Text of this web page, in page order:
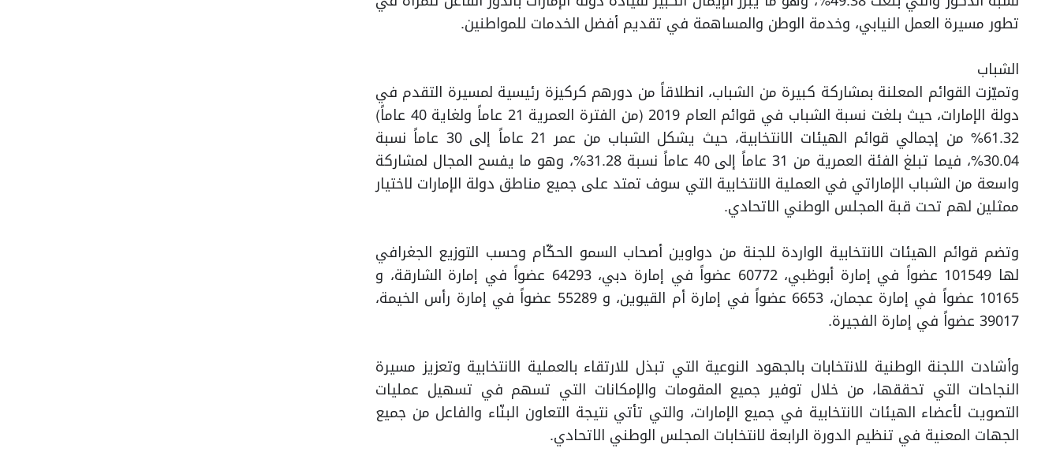
تطور مسيرة العمل النيابي، وخدمة الوطن والمساهمة في تقديم أفضل الخدمات للمواطنين.
الشباب
وتميّزت القوائم المعلنة بمشاركة كبيرة من الشباب، انطلاقاً من دورهم كركيزة رئيسية لمسيرة التقدم في
دولة الإمارات، حيث بلغت نسبة الشباب في قوائم العام 2019 (من الفترة العمرية 21 عاماً ولغاية 40 عاماً)
61.32% من إجمالي قوائم الهيئات الانتخابية، حيث يشكل الشباب من عمر 21 عاماً إلى 30 عاماً نسبة
30.04%، فيما تبلغ الفئة العمرية من 31 عاماً إلى 40 عاماً نسبة 31.28%، وهو ما يفسح المجال لمشاركة
واسعة من الشباب الإماراتي في العملية الانتخابية التي سوف تمتد على جميع مناطق دولة الإمارات لاختيار
ممثلين لهم تحت قبة المجلس الوطني الاتحادي.
وتضم قوائم الهيئات الانتخابية الواردة للجنة من دواوين أصحاب السمو الحكّام وحسب التوزيع الجغرافي
لها 101549 عضواً في إمارة أبوظبي، 60772 عضواً في إمارة دبي، 64293 عضواً في إمارة الشارقة، و
10165 عضواً في إمارة عجمان، 6653 عضواً في إمارة أم القيوين، و 55289 عضواً في إمارة رأس الخيمة،
39017 عضواً في إمارة الفجيرة.
وأشادت اللجنة الوطنية للانتخابات بالجهود النوعية التي تبذل للارتقاء بالعملية الانتخابية وتعزيز مسيرة
النجاحات التي تحققها، من خلال توفير جميع المقومات والإمكانات التي تسهم في تسهيل عمليات
التصويت لأعضاء الهيئات الانتخابية في جميع الإمارات، والتي تأتي نتيجة التعاون البنّاء والفاعل من جميع
الجهات المعنية في تنظيم الدورة الرابعة لانتخابات المجلس الوطني الاتحادي.